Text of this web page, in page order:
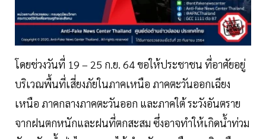
โดยช่วงวันที่ 19 – 25 ก.ย. 64 ขอให้ประชาชน ที่อาศัยอยู่
บริเวณพื้นที่เสี่ยงภัยในภาคเหนือ ภาคตะวันออกเฉียง
เหนือ ภาคกลางภาคตะวันออก และภาคใต้ ระวังอันตราย
จากฝนตกหนักและฝนที่ตกสะสม ซึ่งอาจทำให้เกิดน้ำท่วม